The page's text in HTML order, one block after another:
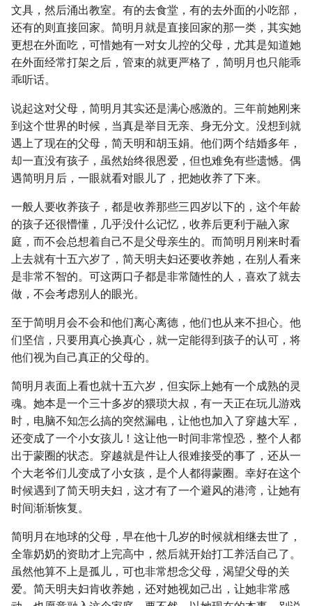
文具，然后涌出教室。有的去食堂，有的去外面的小吃部，
还有的则直接回家。简明月就是直接回家的那一类，其实她
更想在外面吃，可惜她有一对女儿控的父母，尤其是知道她
在外面经常打架之后，管束的就更严格了，简明月也只能乖
乖听话。
说起这对父母，简明月其实还是满心感激的。三年前她刚来
到这个世界的时候，当真是举目无亲、身无分文。没想到就
遇上了现在的父母，简天明和胡玉娟。他们两个结婚多年，
却一直没有孩子，虽然始终很恩爱，但也难免有些遗憾。偶
遇简明月后，一眼就看对眼儿了，把她收养了下来。
一般人要收养孩子，都是收养那些三四岁以下的，这个年龄
的孩子还很懵懂，几乎没什么记忆，收养后更利于融入家
庭，而不会总想着自己不是父母亲生的。而简明月刚来时看
上去就有十五六岁了，简天明夫妇还要收养她，在别人看来
是非常不智的。可这两口子都是非常随性的人，喜欢了就去
做，不会考虑别人的眼光。
至于简明月会不会和他们离心离德，他们也从来不担心。他
们坚信，只要用真心换真心，就一定能得到孩子的认可，将
他们视为自己真正的父母的。
简明月表面上看也就十五六岁，但实际上她有一个成熟的灵
魂。她本是一个三十多岁的猥琐大叔，有一天正在玩儿游戏
时，电脑不知怎么搞的突然漏电，让他也加入了穿越大军，
还变成了一个小女孩儿！这让他一时间非常惶恐，整个人都
出于蒙圈的状态。穿越就是件让人很难接受的事了，还从一
个大老爷们儿变成了小女孩，是个人都得蒙圈。幸好在这个
时候遇到了简天明夫妇，这才有了一个避风的港湾，让她有
时间渐渐恢复。
简明月在地球的父母，早在他十几岁的时候就相继去世了，
全靠奶奶的资助才上完高中，然后就开始打工养活自己了。
虽然他算不上是孤儿，可也非常想念父母，渴望父母的关
爱。简天明夫妇肯收养她，还对她视如己出，让她非常感